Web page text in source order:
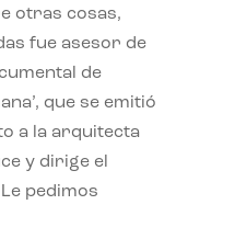
otras cosas,
fue asesor de
de
que se emitió
a la arquitecta
y dirige el
pedimos